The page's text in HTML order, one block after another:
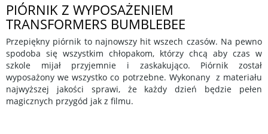
PIÓRNIK Z WYPOSAŻENIEM
TRANSFORMERS BUMBLEBEE
Przepiękny piórnik to najnowszy hit wszech czasów. Na pewno
spodoba się wszystkim chłopakom, którzy chcą aby czas w
szkole mijał przyjemnie i zaskakująco. Piórnik został
wyposażony we wszystko co potrzebne. Wykonany z materiału
najwyższej jakości sprawi, że każdy dzień będzie pełen
magicznych przygód jak z filmu.